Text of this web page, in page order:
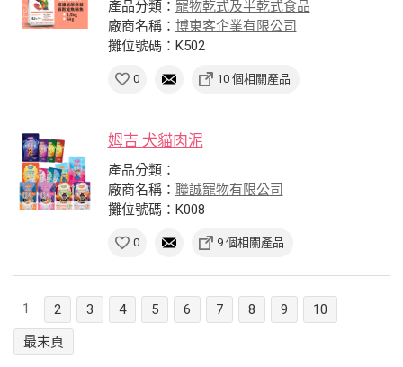
產品分類： 寵物乾式及半乾式食品
廠商名稱： 博東客企業有限公司
攤位號碼：K502
0 10 個相關產品
姆吉 犬貓肉泥
產品分類：
廠商名稱： 聯誠寵物有限公司
攤位號碼：K008
0 9 個相關產品
1 2 3 4 5 6 7 8 9
10
最末頁